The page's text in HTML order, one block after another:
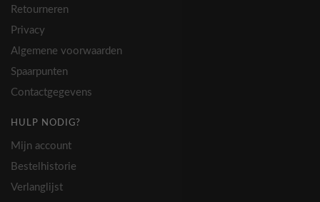
Retourneren
Privacy
Algemene voorwaarden
Spaarpunten
Contactgegevens
HULP NODIG?
Mijn account
Bestelhistorie
Verlanglijst